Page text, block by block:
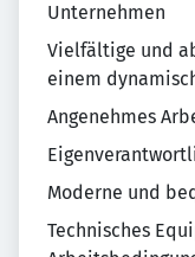
Unternehmen
Vielfältige und
einem
Angenehmes
Moderne und
Technisches